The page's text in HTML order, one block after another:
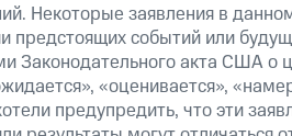
Некоторые заявления в
предстоящих событий или
Законодательного акта США о
«оценивается»,
предупредить, что эти